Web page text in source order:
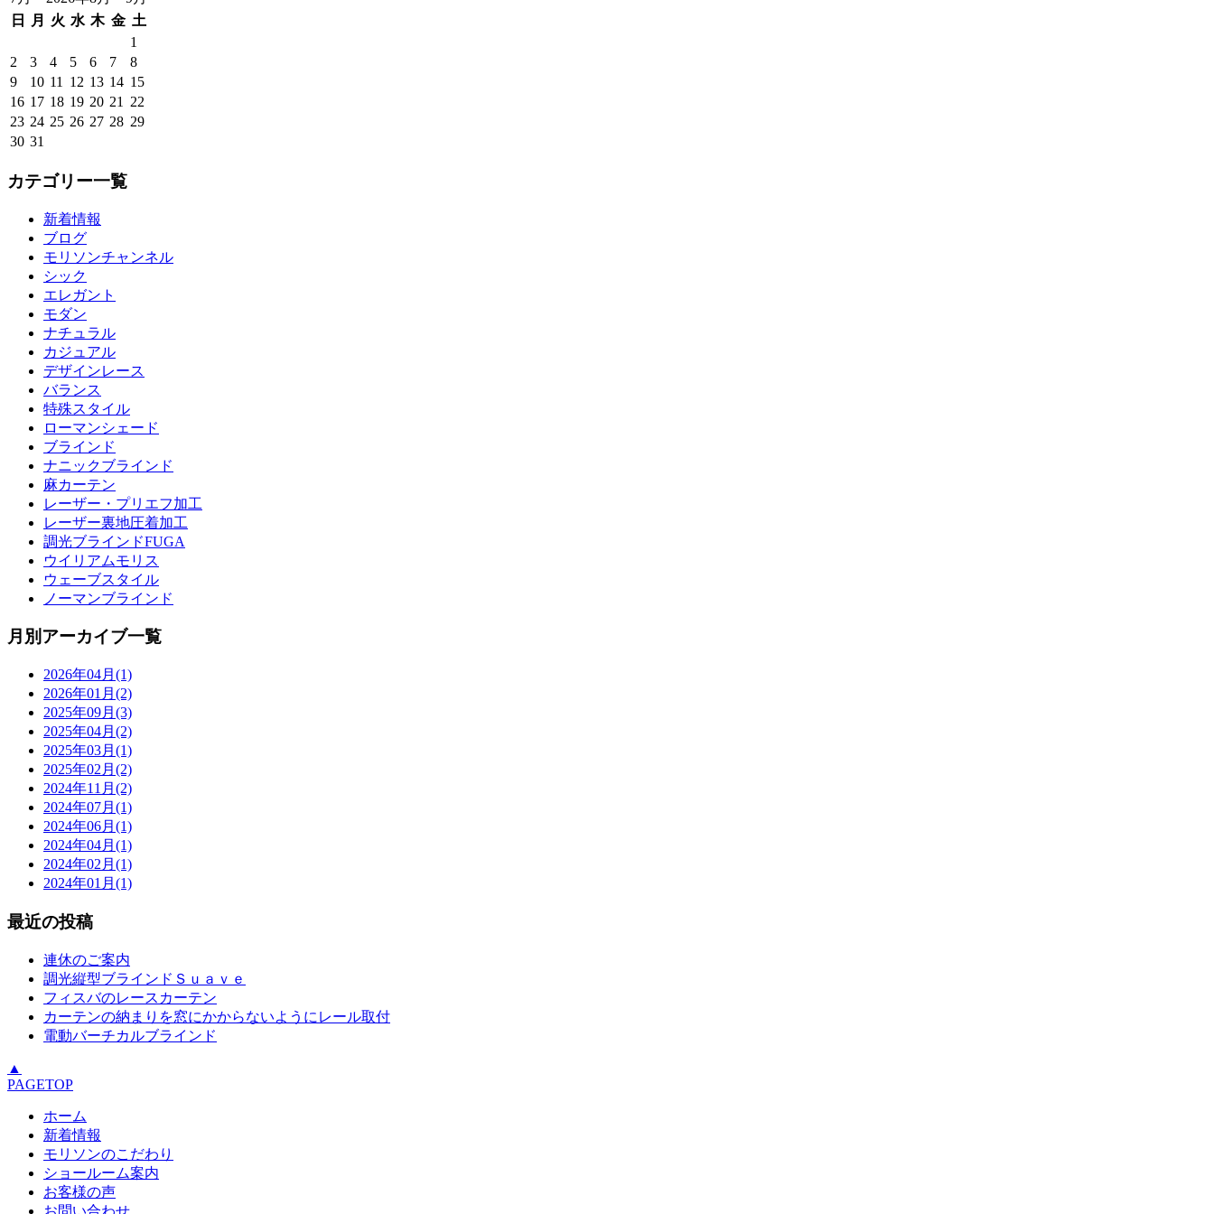
日
月 火 水 木 金 土
1
2
3 4 5 6 7
8
9
10 11 12 13 14 15
16 17 18 19 20 21
22
23 24 25 26 27 28 29
30 31
カテゴリー一覧
新着情報
ブログ
モリソンチャンネル
シック
エレガント
モダン
ナチュラル
カジュアル
デザインレース
バランス
特殊スタイル
ローマンシェード
ブラインド
ナニックブラインド
麻カーテン
レーザー・プリエフ加工
レーザー裏地圧着加工
調光ブラインドFUGA
ウイリアムモリス
ウェーブスタイル
ノーマンブラインド
月別アーカイブ一覧
2026年04月(1)
2026年01月(2)
2025年09月(3)
2025年04月(2)
2025年03月(1)
2025年02月(2)
2024年11月(2)
2024年07月(1)
2024年06月(1)
2024年04月(1)
2024年02月(1)
2024年01月(1)
最近の投稿
連休のご案内
調光縦型ブラインドＳｕａｖｅ
フィスバのレースカーテン
カーテンの納まりを窓にかからないようにレール取付
電動バーチカルブラインド
▲
PAGETOP
ホーム
新着情報
モリソンのこだわり
ショールーム案内
お客様の声
お問い合わせ